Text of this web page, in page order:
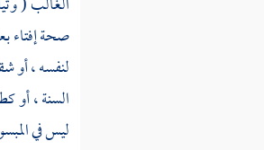
صحة إفتاء
لنفسه ، أو
السنة ، أو
ليس في